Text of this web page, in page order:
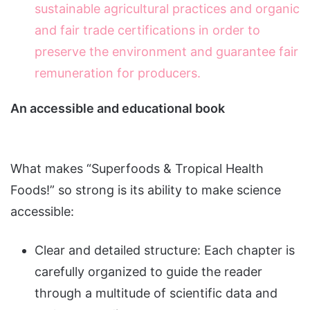
sustainable agricultural practices and organic
and fair trade certifications in order to
preserve the environment and guarantee fair
remuneration for producers.
An accessible and educational book
What makes “Superfoods & Tropical Health
Foods!” so strong is its ability to make science
accessible:
Clear and detailed structure: Each chapter is
carefully organized to guide the reader
through a multitude of scientific data and